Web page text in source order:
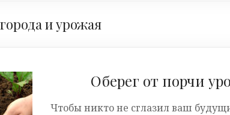
и урожая
Оберег от порчи
Чтобы никто не сглазил ваш